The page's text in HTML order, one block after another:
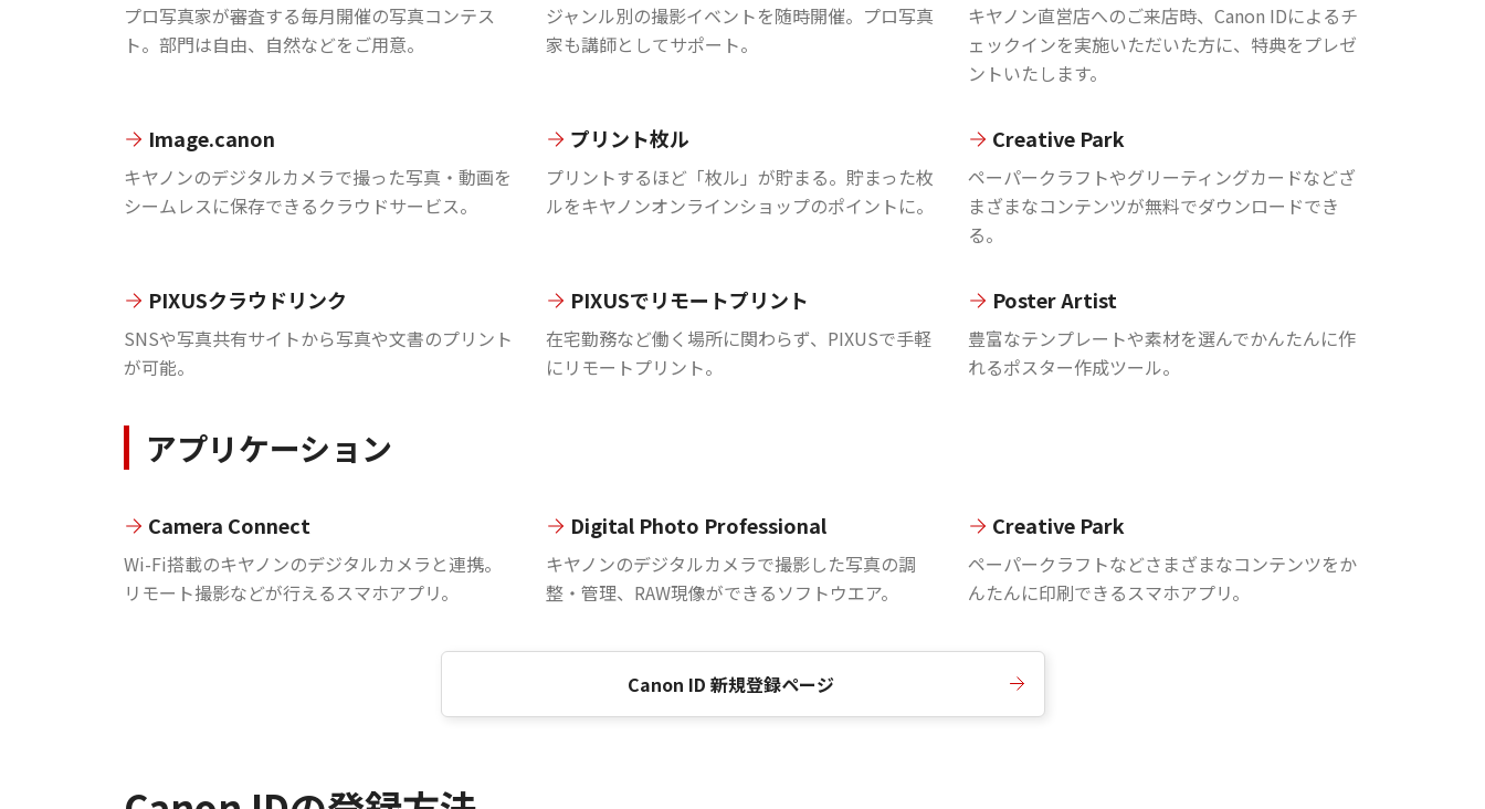
プロ写真家が審査する毎月開催の写真コンテス
ト。部門は自由、自然などをご用意。
ジャンル別の撮影イベントを随時開催。プロ写真
家も講師としてサポート。
キヤノン直営店へのご来店時、Canon IDによるチ
ェックインを実施いただいた方に、特典をプレゼ
ントいたします。
Image.canon
キヤノンのデジタルカメラで撮った写真・動画を
シームレスに保存できるクラウドサービス。
プリント枚ル
プリントするほど「枚ル」が貯まる。貯まった枚
ルをキヤノンオンラインショップのポイントに。
Creative Park
ペーパークラフトやグリーティングカードなどざ
まざまなコンテンツが無料でダウンロードでき
る。
PIXUSクラウドリンク
SNSや写真共有サイトから写真や文書のプリント
が可能。
PIXUSでリモートプリント
在宅勤務など働く場所に関わらず、PIXUSで手軽
にリモートプリント。
Poster Artist
豊富なテンプレートや素材を選んでかんたんに作
れるポスター作成ツール。
アプリケーション
Camera Connect
Wi-Fi搭載のキヤノンのデジタルカメラと連携。
リモート撮影などが行えるスマホアプリ。
Digital Photo Professional
キヤノンのデジタルカメラで撮影した写真の調
整・管理、RAW現像ができるソフトウエア。
Creative Park
ペーパークラフトなどさまざまなコンテンツをか
んたんに印刷できるスマホアプリ。
Canon ID 新規登録ページ